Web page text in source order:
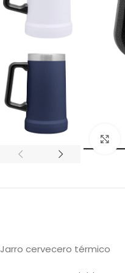
Jarro cervecero térmico